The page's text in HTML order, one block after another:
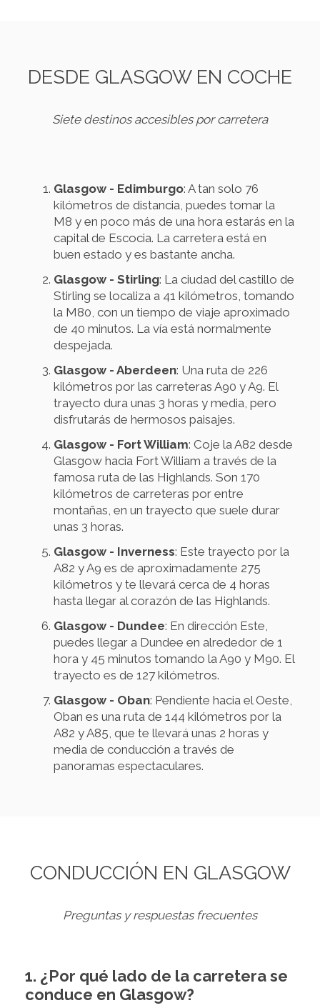
DESDE GLASGOW EN COCHE
Siete destinos accesibles por carretera
Glasgow - Edimburgo: A tan solo 76
kilómetros de distancia, puedes tomar la
M8 y en poco más de una hora estarás en la
capital de Escocia. La carretera está en
buen estado y es bastante ancha.
Glasgow - Stirling: La ciudad del castillo de
Stirling se localiza a 41 kilómetros, tomando
la M80, con un tiempo de viaje aproximado
de 40 minutos. La vía está normalmente
despejada.
Glasgow - Aberdeen: Una ruta de 226
kilómetros por las carreteras A90 y A9. El
trayecto dura unas 3 horas y media, pero
disfrutarás de hermosos paisajes.
Glasgow - Fort William: Coje la A82 desde
Glasgow hacia Fort William a través de la
famosa ruta de las Highlands. Son 170
kilómetros de carreteras por entre
montañas, en un trayecto que suele durar
unas 3 horas.
Glasgow - Inverness: Este trayecto por la
A82 y A9 es de aproximadamente 275
kilómetros y te llevará cerca de 4 horas
hasta llegar al corazón de las Highlands.
Glasgow - Dundee: En dirección Este,
puedes llegar a Dundee en alrededor de 1
hora y 45 minutos tomando la A90 y M90. El
trayecto es de 127 kilómetros.
Glasgow - Oban: Pendiente hacia el Oeste,
Oban es una ruta de 144 kilómetros por la
A82 y A85, que te llevará unas 2 horas y
media de conducción a través de
panoramas espectaculares.
CONDUCCIÓN EN GLASGOW
Preguntas y respuestas frecuentes
1. ¿Por qué lado de la carretera se
conduce en Glasgow?